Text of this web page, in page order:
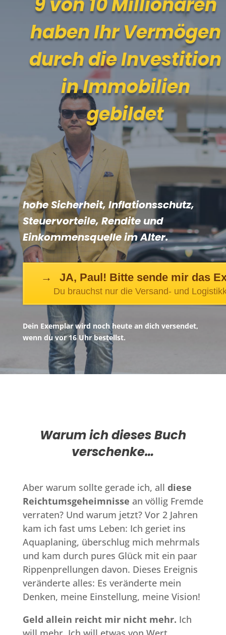
haben Ihr Vermögen
durch die Investition
in Immobilien
gebildet
hohe Sicherheit, Inflationsschutz,
Steuervorteile, Rendite und
Einkommensquelle im Alter.
JA, Paul! Bitte sende mir das
Du brauchst nur die Versand- und
Dein Exemplar wird noch heute an dich versendet,
wenn du vor 16 Uhr bestellst.
Warum ich dieses Buch
verschenke…
Aber warum sollte gerade ich, all diese
Reichtumsgeheimnisse an völlig Fremde
verraten? Und warum jetzt? Vor 2 Jahren
kam ich fast ums Leben: Ich geriet ins
Aquaplaning, überschlug mich mehrmals
und kam durch pures Glück mit ein paar
Rippenprellungen davon. Dieses Ereignis
veränderte alles: Es veränderte mein
Denken, meine Einstellung, meine Vision!
Geld allein reicht mir nicht mehr. Ich